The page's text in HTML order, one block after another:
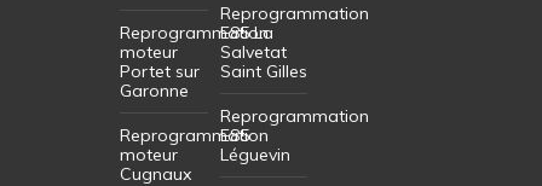
Reprogrammation
moteur
Portet sur
Garonne
Reprogrammation
moteur
Cugnaux
Reprogrammation
E85 La
Salvetat
Saint Gilles
Reprogrammation
E85
Léguevin